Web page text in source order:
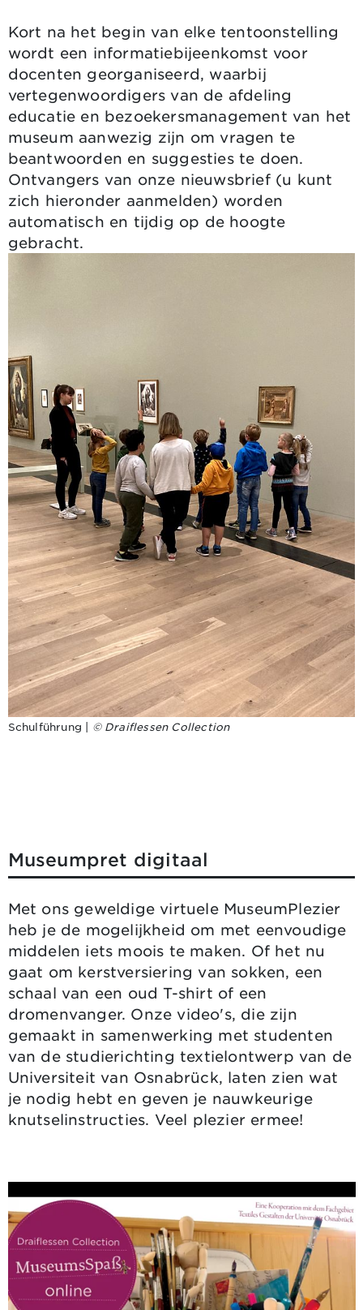
Kort na het begin van elke tentoonstelling
wordt een informatiebijeenkomst voor
docenten georganiseerd, waarbij
vertegenwoordigers van de afdeling
educatie en bezoekersmanagement van het
museum aanwezig zijn om vragen te
beantwoorden en suggesties te doen.
Ontvangers van onze nieuwsbrief (u kunt
zich hieronder aanmelden) worden
automatisch en tijdig op de hoogte
gebracht.
Schulführung | © Draiflessen Collection
Museumpret digitaal
Met ons geweldige virtuele MuseumPlezier
heb je de mogelijkheid om met eenvoudige
middelen iets moois te maken. Of het nu
gaat om kerstversiering van sokken, een
schaal van een oud T-shirt of een
dromenvanger. Onze video's, die zijn
gemaakt in samenwerking met studenten
van de studierichting textielontwerp van de
Universiteit van Osnabrück, laten zien wat
je nodig hebt en geven je nauwkeurige
knutselinstructies. Veel plezier ermee!